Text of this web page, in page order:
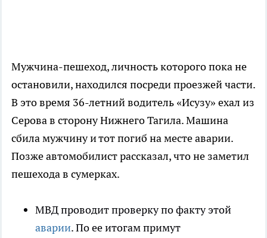
Мужчина-пешеход, личность которого пока не
остановили, находился посреди проезжей части.
В это время 36-летний водитель «Исузу» ехал из
Серова в сторону Нижнего Тагила. Машина
сбила мужчину и тот погиб на месте аварии.
Позже автомобилист рассказал, что не заметил
пешехода в сумерках.
МВД проводит проверку по факту этой
аварии. По ее итогам примут